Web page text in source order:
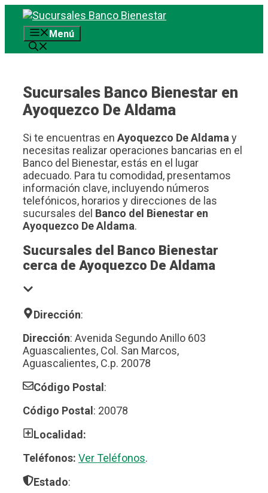
Saltar
contenidoMenú
Sucursales Banco Bienestar en
Ayoquezco De Aldama
Si te encuentras en Ayoquezco De Aldama y
necesitas realizar operaciones bancarias en el
Banco del Bienestar, estás en el lugar
adecuado. Para tu comodidad, presentamos
información clave, incluyendo números
telefónicos, horarios y direcciones de las
sucursales del Banco del Bienestar en
Ayoquezco De Aldama.
Sucursales del Banco Bienestar
cerca de Ayoquezco De Aldama
Dirección:
Dirección: Avenida Segundo Anillo 603
Aguascalientes, Col. San Marcos,
Aguascalientes, C.p. 20078
Código Postal :
Código Postal : 20078
Localidad:
Teléfonos: Ver Teléfonos.
Estado: